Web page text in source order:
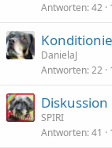
Antworten 42
DanielaJ
Antworten 22
SPIRI
Antworten 41